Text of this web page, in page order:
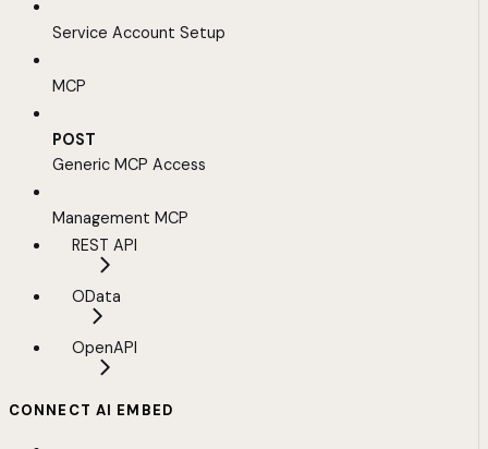
Service Account Setup
MCP
POST
Generic MCP Access
Management MCP
REST API
OData
OpenAPI
CONNECT AI EMBED